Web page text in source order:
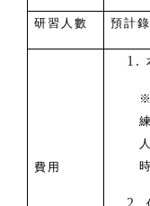
研習人數 預計
費用